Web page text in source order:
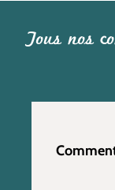
Tous nos